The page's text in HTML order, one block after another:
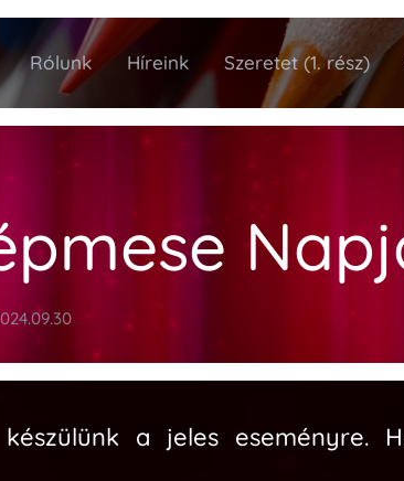
Rólunk Híreink Szeretet (1. rész)
a jeles eseményre.